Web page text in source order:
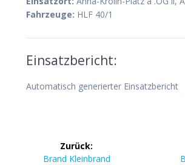
Fahrzeuge: HLF 40/1
Einsatzbericht:
Automatisch generierter Einsatzbericht
Beitragsnavigation
Zurück:
Vorheriger
Brand Kleinbrand